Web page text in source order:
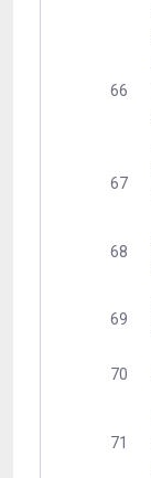
66
67
68
69
70
71